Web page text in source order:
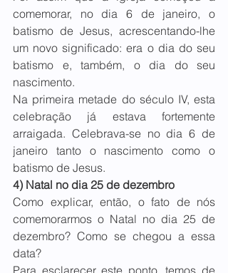
comemorar, no dia 6 de janeiro, o
batismo de Jesus, acrescentando-lhe
um novo significado: era o dia do seu
batismo e, também, o dia do seu
nascimento.
Na primeira metade do século IV, esta
celebração já estava fortemente
arraigada. Celebrava-se no dia 6 de
janeiro tanto o nascimento como o
batismo de Jesus.
4) Natal no dia 25 de dezembro
Como explicar, então, o fato de nós
comemorarmos o Natal no dia 25 de
dezembro? Como se chegou a essa
data?
Para esclarecer este ponto, temos de